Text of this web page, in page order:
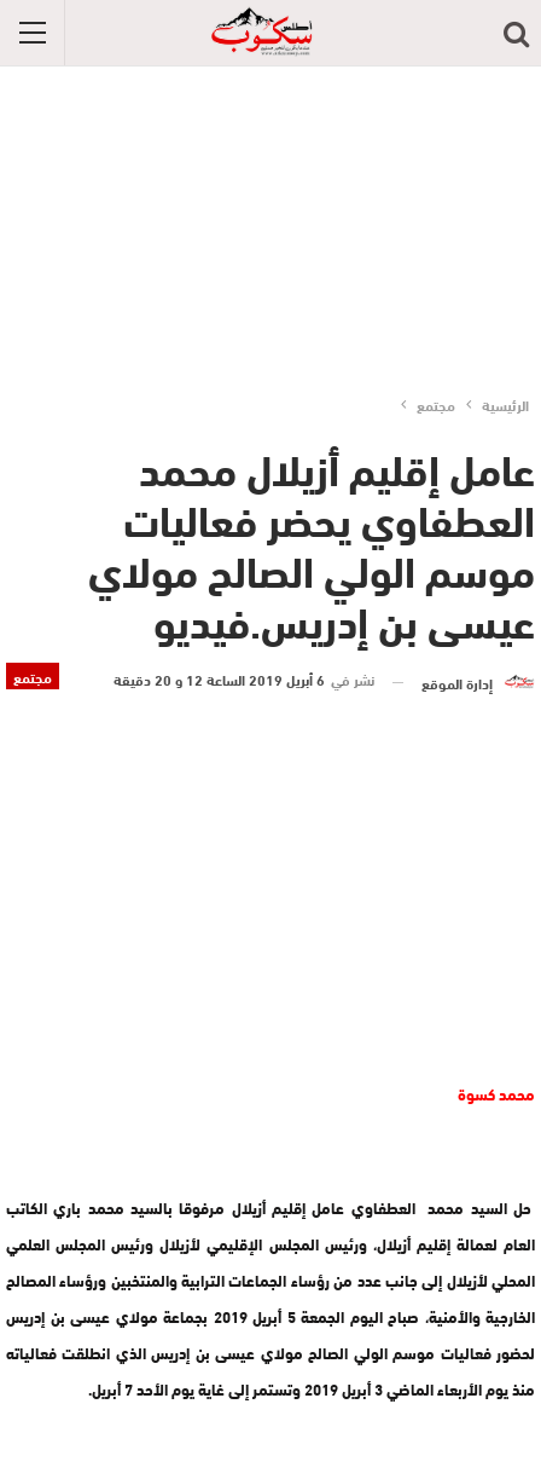
الرئيسية مجتمع
عامل إقليم أزيلال محمد
العطفاوي يحضر فعاليات
موسم الولي الصالح مولاي
عيسى بن إدريس.فيديو
مجتمع إدارة الموقع نشر في 6 أبريل 2019 الساعة 12 و 20 دقيقة
محمد كسوة
حل السيد محمد العطفاوي عامل إقليم أزيلال مرفوقا بالسيد محمد باري الكاتب
العام لعمالة إقليم أزيلال، ورئيس المجلس الإقليمي لأزيلال ورئيس المجلس العلمي
المحلي لأزيلال إلى جانب عدد من رؤساء الجماعات الترابية والمنتخبين ورؤساء المصالح
الخارجية والأمنية، صباح اليوم الجمعة 5 أبريل 2019 بجماعة مولاي عيسى بن إدريس
لحضور فعاليات موسم الولي الصالح مولاي عيسى بن إدريس الذي انطلقت فعالياته
منذ يوم الأربعاء الماضي 3 أبريل 2019 وتستمر إلى غاية يوم الأحد 7 أبريل.